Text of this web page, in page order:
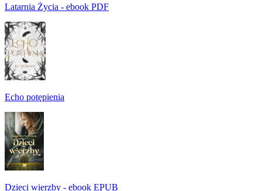
Latarnia Życia - ebook PDF
Echo potępienia
Dzieci wierzby - ebook EPUB